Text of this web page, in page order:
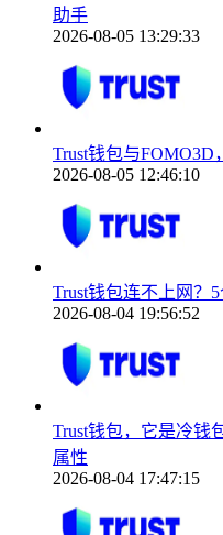
助手
2026-08-05 13:29:33
Trust钱包与
2026-08-05 12:46:10
Trust钱包连不上网？
2026-08-04 19:56:52
Trust钱包，它是冷钱
属性
2026-08-04 17:47:15